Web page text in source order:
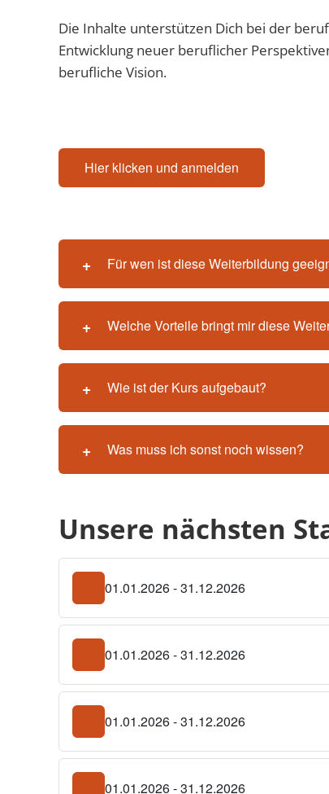
Die Inhalte unterstützen Dich bei der
Entwicklung neuer beruflicher
berufliche Vision.
Hier klicken und anmelden
Für wen ist diese Weiterbildung
Welche Vorteile bringt mir diese
Wie ist der Kurs aufgebaut?
Was muss ich sonst noch wissen?
Unsere nächsten
01.01.2026 - 31.12.2026
01.01.2026 - 31.12.2026
01.01.2026 - 31.12.2026
01.01.2026 - 31.12.2026